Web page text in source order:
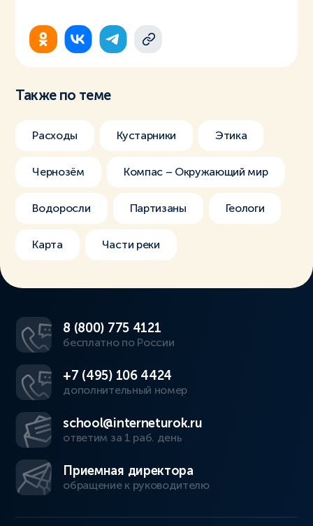
Также по теме
Расходы Кустарники Этика
Чернозём Компас – Окружающий мир
Водоросли Партизаны Геологи
Карта Части реки
8 (800) 775 4121
бесплатно по России
+7 (495) 106 4424
дополнительный номер
school@interneturok.ru
ответим за 1 раб. день
Приемная директора
обращение к руководителю